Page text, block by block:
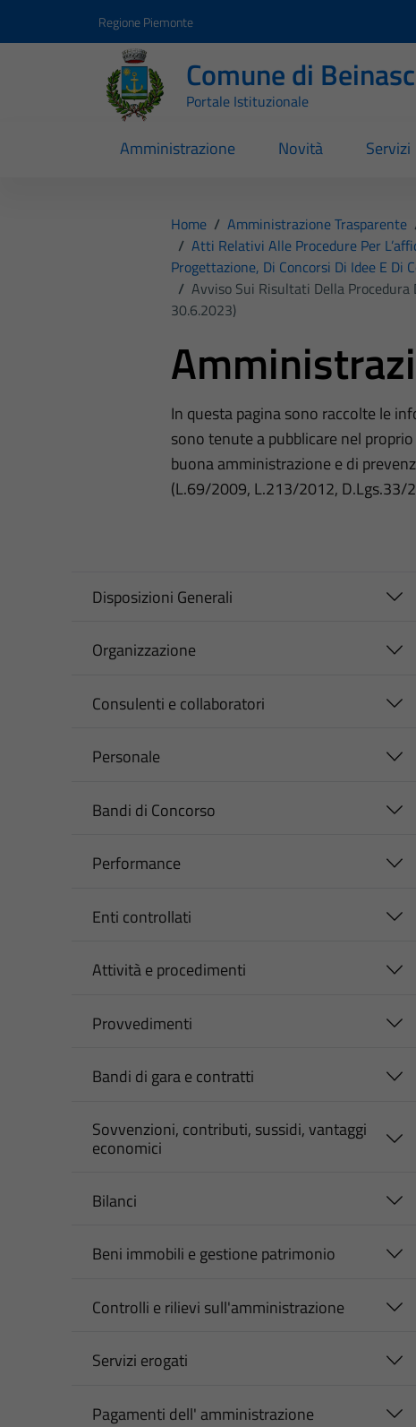
Regione Piemonte
Comune di
Portale Istituzionale
Amministrazione Novità Servizi
Home / Amministrazione Trasparente
/ Atti Relativi Alle Procedure Per
Progettazione, Di Concorsi Di Idee E Di
/ Avviso Sui Risultati Della
30.6.2023)
In questa pagina sono raccolte le
sono tenute a pubblicare nel
buona amministrazione e di
(L.69/2009, L.213/2012, D.Lgs.33/
Disposizioni Generali
Organizzazione
Consulenti e collaboratori
Personale
Bandi di Concorso
Performance
Enti controllati
Attività e procedimenti
Provvedimenti
Bandi di gara e contratti
Sovvenzioni, contributi, sussidi, vantaggi
economici
Bilanci
Beni immobili e gestione patrimonio
Controlli e rilievi sull'amministrazione
Servizi erogati
Pagamenti dell' amministrazione